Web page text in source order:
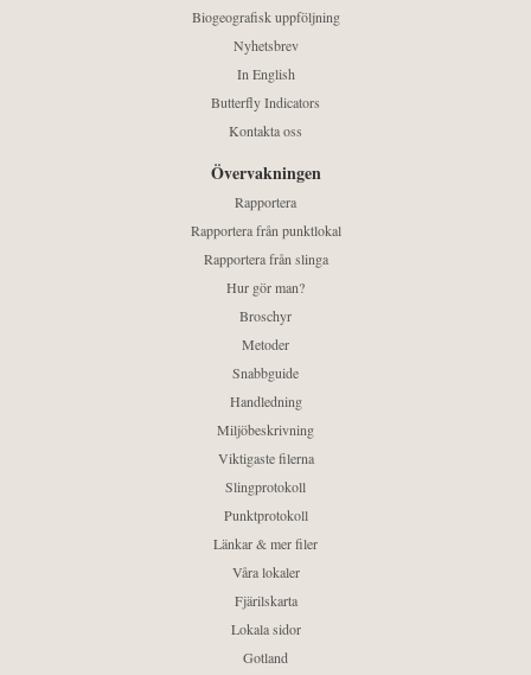
Biogeografisk uppföljning
Nyhetsbrev
In English
Butterfly Indicators
Kontakta oss
Övervakningen
Rapportera
Rapportera från punktlokal
Rapportera från slinga
Hur gör man?
Broschyr
Metoder
Snabbguide
Handledning
Miljöbeskrivning
Viktigaste filerna
Slingprotokoll
Punktprotokoll
Länkar & mer filer
Våra lokaler
Fjärilskarta
Lokala sidor
Gotland